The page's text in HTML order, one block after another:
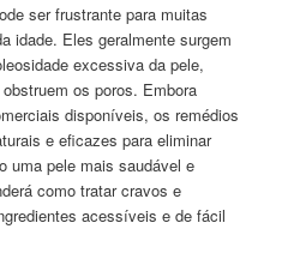
ser frustrante para muitas
idade. Eles geralmente surgem
excessiva da pele,
os poros. Embora
disponíveis, os remédios
e eficazes para eliminar
uma pele mais saudável e
como tratar cravos e
acessíveis e de fácil